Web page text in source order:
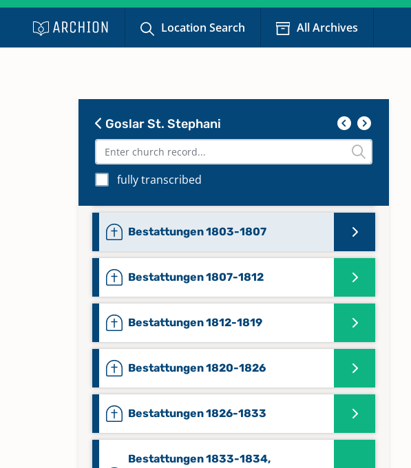
Location Search All Archives
Goslar St. Stephani
fully transcribed
Bestattungen 1797 -1802,
S-W 1729-1800
Bestattungen 1803-1807
Bestattungen 1807-1812
Bestattungen 1812-1819
Bestattungen 1820-1826
Bestattungen 1826-1833
Bestattungen 1833-1834,